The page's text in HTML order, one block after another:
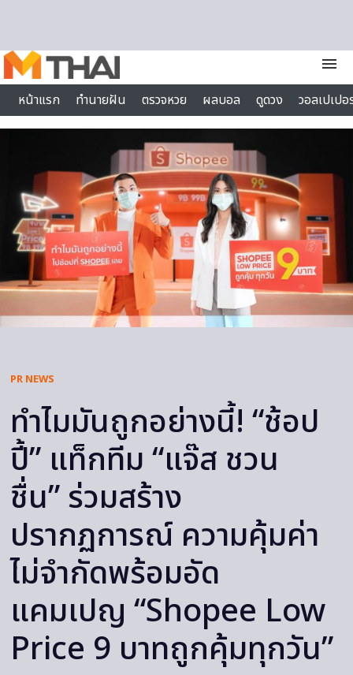
menu
หน้าแรก
ทำนายฝัน ตรวจหวย ผลบอล ดูดวง
วอลเปเป
ไลฟ์สไตล์
PR NEWS
ทำไมมันถูกอย่างนี้! “ช้อป
ปี้” แท็กทีม “แจ๊ส ชวน
ชื่น” ร่วมสร้าง
ปรากฏการณ์ ความคุ้มค่า
ไม่จำกัดพร้อมอัด
แคมเปญ “Shopee Low
Price 9 บาทถูกคุ้มทุกวัน”